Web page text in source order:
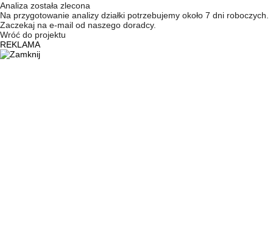
Analiza została zlecona
Na przygotowanie analizy działki potrzebujemy około 7 dni roboczych.
Zaczekaj na e-mail od naszego doradcy.
Wróć do projektu
REKLAMA